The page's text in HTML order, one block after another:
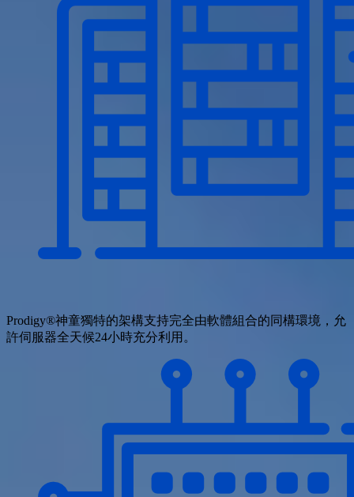
Prodigy®神童獨特的架構支持完全由軟體組合的同構環境，允
許伺服器全天候24小時充分利用。